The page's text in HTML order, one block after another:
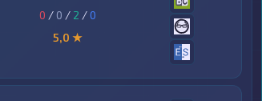
0 / 0 / 2 /0
5,0 ★